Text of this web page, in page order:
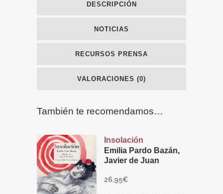
DESCRIPCIÓN
NOTICIAS
RECURSOS PRENSA
VALORACIONES (0)
También te recomendamos…
Insolación
Emilia Pardo Bazán,
Javier de Juan
26,95€